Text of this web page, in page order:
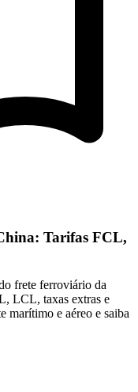
Tarifas FCL,
frete ferroviário da
LCL, taxas extras e
marítimo e aéreo e saiba